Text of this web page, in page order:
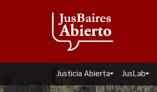
Justicia Abierta JusLab